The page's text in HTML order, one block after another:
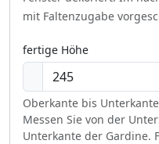
mit Faltenzugabe
fertige Höhe
Oberkante bis
Messen Sie von der
Unterkante der Gardine.